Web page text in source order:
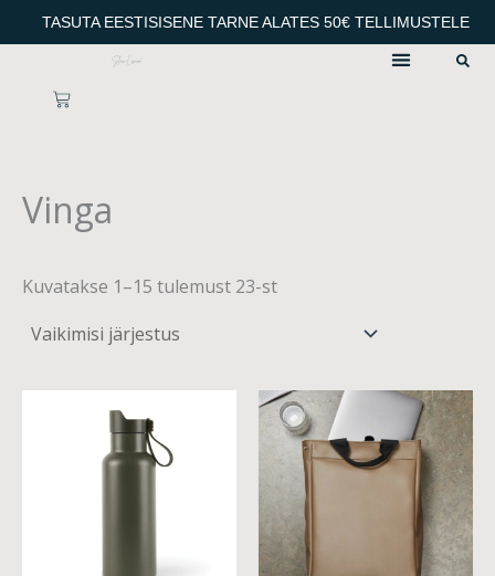
to
TASUTA EESTISISENE TARNE ALATES 50€ TELLIMUSTELE
CART
Vinga
Kuvatakse 1–15 tulemust 23-st